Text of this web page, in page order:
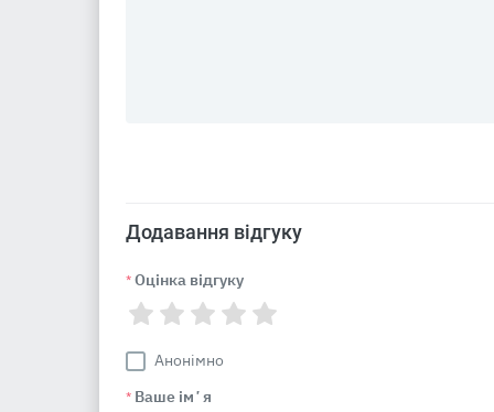
Додавання відгуку
* Оцінка відгуку
Анонімно
* Ваше імʼя